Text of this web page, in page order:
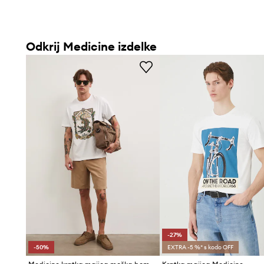
Odkrij Medicine izdelke
-50%
-27%
EXTRA -5 %* s kodo OFF